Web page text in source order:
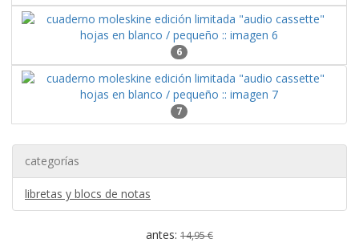
6
7
categorías
libretas y blocs de notas
antes: 14,95 €